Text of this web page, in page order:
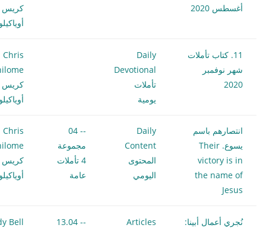
أغسطس 2020
كريس
11. كتاب تأملات
شهر نوفمبر
2020
Daily
Devotional
تأملات
يومية
Chris
كريس
انتصارهم باسم
يسوع. Their
victory is in
the name of
Jesus
Daily
Content
المحتوى
اليومي
-- 04
مجموعة
4 تأملات
عامة
Chris
كريس
نُجري أعمال أبينا:
Articles
-- 13.04
Bell